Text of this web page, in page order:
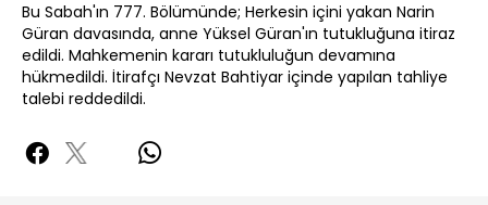
Bu Sabah'ın 777. Bölümünde; Herkesin içini yakan Narin
Güran davasında, anne Yüksel Güran'ın tutukluğuna itiraz
edildi. Mahkemenin kararı tutukluluğun devamına
hükmedildi. İtirafçı Nevzat Bahtiyar içinde yapılan tahliye
talebi reddedildi.